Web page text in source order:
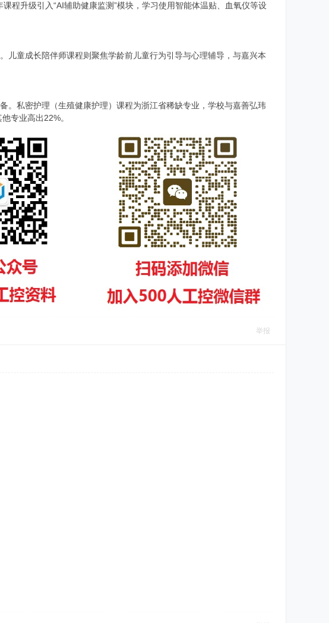
程升级引入“AI辅助健康监测”模块，学习使用智能体温贴、血氧仪等设
儿童成长陪伴师课程则聚焦学龄前儿童行为引导与心理辅导，与嘉兴本
。私密护理（生殖健康护理）课程为浙江省稀缺专业，学校与嘉善弘玮
专业高出22%。
举报